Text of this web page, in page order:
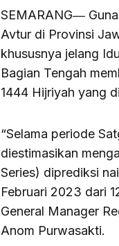
SEMARANG―
Avtur di Provinsi
khususnya jelang
Bagian Tengah
1444 Hijriyah yang
“Selama periode
diestimasikan
Series) diprediksi
Februari 2023 dari
General Manager
Anom Purwasakti.